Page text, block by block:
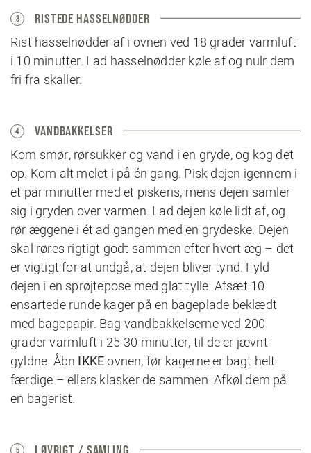
3 RISTEDE HASSELNØDDER
Rist hasselnødder af i ovnen ved 18 grader varmluft
i 10 minutter. Lad hasselnødder køle af og nulr dem
fri fra skaller.
4 VANDBAKKELSER
Kom smør, rørsukker og vand i en gryde, og kog det
op. Kom alt melet i på én gang. Pisk dejen igennem i
et par minutter med et piskeris, mens dejen samler
sig i gryden over varmen. Lad dejen køle lidt af, og
rør æggene i ét ad gangen med en grydeske. Dejen
skal røres rigtigt godt sammen efter hvert æg – det
er vigtigt for at undgå, at dejen bliver tynd. Fyld
dejen i en sprøjtepose med glat tylle. Afsæt 10
ensartede runde kager på en bageplade beklædt
med bagepapir. Bag vandbakkelserne ved 200
grader varmluft i 25-30 minutter, til de er jævnt
gyldne. Åbn IKKEovnen, før kagerne er bagt helt
færdige – ellers klasker de sammen. Afkøl dem på
en bagerist.
5 I ØVRIGT / SAMLING